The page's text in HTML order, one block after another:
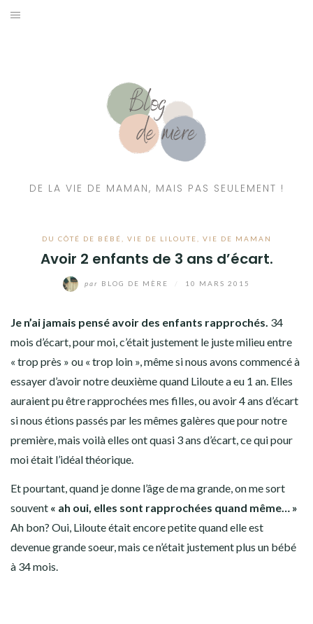
DE LA VIE DE MAMAN, MAIS PAS SEULEMENT !
DU CÔTÉ DE BÉBÉ VIE DE LILOUTE VIE DE MAMAN
Avoir 2 enfants de 3 ans d’écart.
par BLOG DE MÈRE 10 MARS 2015
Je n’ai jamais pensé avoir des enfants rapprochés. 34
mois d’écart, pour moi, c’était justement le juste milieu entre
« trop près » ou « trop loin », même si nous avons commencé à
essayer d’avoir notre deuxième quand Liloute a eu 1 an. Elles
auraient pu être rapprochées mes filles, ou avoir 4 ans d’écart
si nous étions passés par les mêmes galères que pour notre
première, mais voilà elles ont quasi 3 ans d’écart, ce qui pour
moi était l’idéal théorique.
Et pourtant, quand je donne l’âge de ma grande, on me sort
souvent « ah oui, elles sont rapprochées quand même… »
Ah bon? Oui, Liloute était encore petite quand elle est
devenue grande soeur, mais ce n’était justement plus un bébé
à 34 mois.
RESSOURCES NUTRITION & PARENTALITÉ